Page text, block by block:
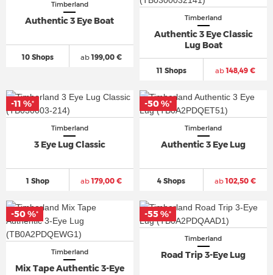
Timberland
Authentic 3 Eye Boat
10 Shops ab199,00 €
Timberland
Authentic 3 Eye Classic
Lug Boat
11 Shops ab148,49 €
Timberland
3 Eye Lug Classic
1 Shop ab179,00 €
-11 %*
-11 %*
Timberland
Authentic 3 Eye Lug
4 Shops ab102,50 €
-50 %*
-50 %*
Timberland
Mix Tape Authentic 3-Eye
-50 %*
-50 %*
Timberland
Road Trip 3-Eye Lug
-55 %*
-55 %*